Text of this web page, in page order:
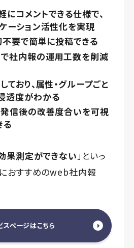
コメントできる仕様で、
ーション活性化を実現
要で簡単に投稿できる
社内報の運用工数を削減
おり、属性・グループごと
透度がわかる
信後の改善度合いを可視
る
果測定ができない」といっ
おすすめのweb社内報
スページはこちら